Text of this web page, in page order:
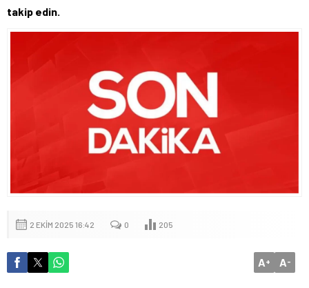
takip edin.
2 EKIM 2025 16:42 0 205
A+ A-